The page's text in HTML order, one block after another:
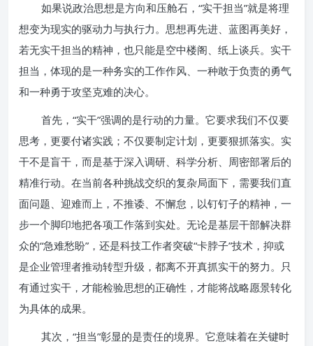
如果说政治思想是方向和压舱石，“实干担当”就是将理
想变为现实的驱动力与执行力。思想再先进、蓝图再美好，
若无实干担当的精神，也只能是空中楼阁、纸上谈兵。实干
担当，体现的是一种务实的工作作风、一种敢于负责的勇气
和一种勇于攻坚克难的决心。
首先，“实干”强调的是行动的力量。它要求我们不仅要
思考，更要付诸实践；不仅要制定计划，更要狠抓落实。实
干不是盲干，而是基于深入调研、科学分析、周密部署后的
精准行动。在当前各种挑战交织的复杂局面下，需要我们直
面问题、迎难而上，不推诿、不懈怠，以钉钉子的精神，一
步一个脚印地把各项工作落到实处。无论是基层干部解决群
众的“急难愁盼”，还是科技工作者突破“卡脖子”技术，抑或
是企业管理者推动转型升级，都离不开真抓实干的努力。只
有通过实干，才能检验思想的正确性，才能将战略愿景转化
为具体的成果。
其次，“担当”彰显的是责任的境界。它意味着在关键时